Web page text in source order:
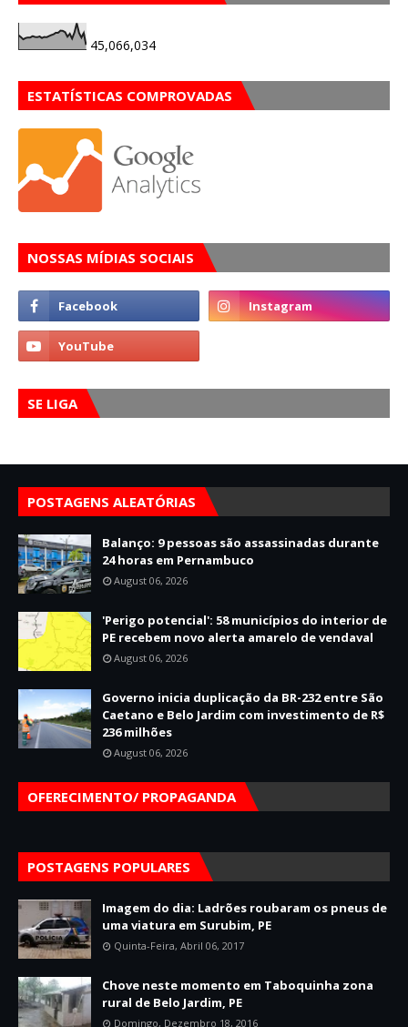
45,066,034
ESTATÍSTICAS COMPROVADAS
NOSSAS MÍDIAS SOCIAIS
SE LIGA
POSTAGENS ALEATÓRIAS
Balanço: 9 pessoas são assassinadas durante
24 horas em Pernambuco
August 06, 2026
'Perigo potencial': 58 municípios do interior de
PE recebem novo alerta amarelo de vendaval
August 06, 2026
Governo inicia duplicação da BR-232 entre São
Caetano e Belo Jardim com investimento de R$
236 milhões
August 06, 2026
OFERECIMENTO/ PROPAGANDA
POSTAGENS POPULARES
Imagem do dia: Ladrões roubaram os pneus de
uma viatura em Surubim, PE
Quinta-Feira, Abril 06, 2017
Chove neste momento em Taboquinha zona
rural de Belo Jardim, PE
Domingo, Dezembro 18, 2016